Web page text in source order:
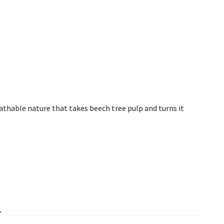
nature that takes beech tree pulp and turns it